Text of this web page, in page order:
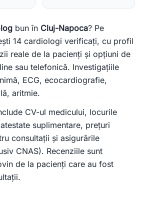
bun în Cluj-Napoca? Pe
14 cardiologi verificați, cu profil
reale de la pacienți și opțiuni de
sau telefonică. Investigațiile
ECG, ecocardiografie,
aritmie.
CV-ul medicului, locurile
suplimentare, prețuri
consultații și asigurările
CNAS). Recenziile sunt
de la pacienți care au fost
ce căutați — un medic sau o clinică — și vă
Doar medici Doar clinici
mă doare burta, ce medic îmi recomandați?
copii